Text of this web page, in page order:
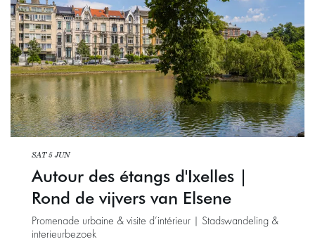
Autour des étangs d'Ixelles |
Rond de vijvers van Elsene
Promenade urbaine & visite d’intérieur | Stadswandeling &
interieurbezoek
SAT 5 JUN